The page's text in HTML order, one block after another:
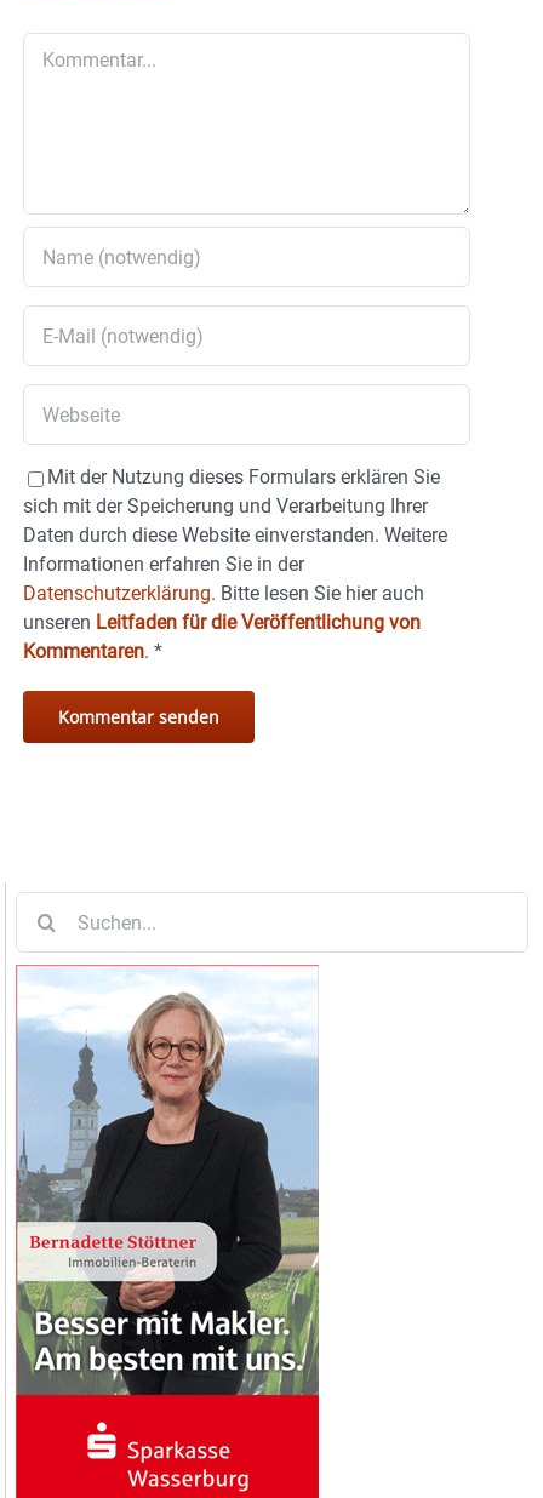
Mit der Nutzung dieses Formulars erklären Sie
sich mit der Speicherung und Verarbeitung Ihrer
Daten durch diese Website einverstanden. Weitere
Informationen erfahren Sie in der
Datenschutzerklärung. Bitte lesen Sie hier auch
unseren Leitfaden für die Veröffentlichung von
Kommentaren. *
nach: